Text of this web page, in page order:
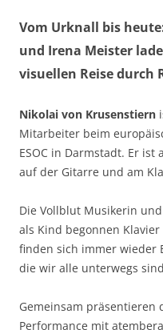
Vom Urknall bis
und Irena Meister
visuellen Reise durch
Nikolai von Krusenstiern
Mitarbeiter beim
ESOC in Darmstadt. Er
auf der Gitarre und am
Die Vollblut Musikerin
als Kind begonnen
finden sich immer wieder
die wir alle unterwegs
Gemeinsam präsentieren
Performance mit